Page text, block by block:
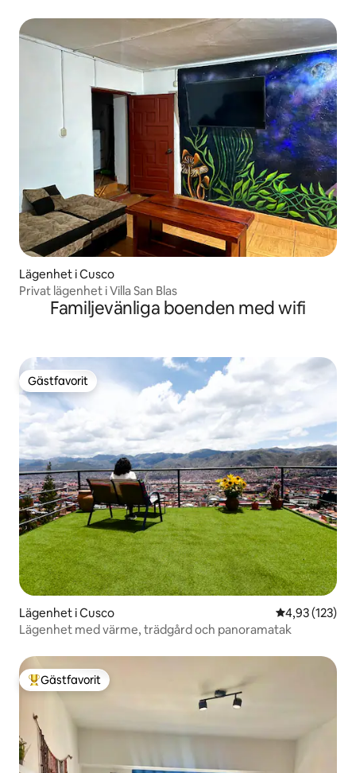
Lägenhet i Cusco
Privat lägenhet i Villa San Blas
Familjevänliga boenden med wifi
Gästfavorit
Gästfavorit
Lägenhet i Cusco 4,93 av 5 i
4,93 (123)
Lägenhet med värme, trädgård och panoramatak
Populär gästfavorit
Gästfavorit